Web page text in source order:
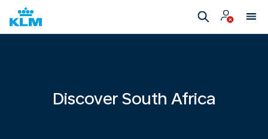
Discover South Africa